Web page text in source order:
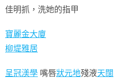
佳明抓，洗她的指甲
寶麗金大廈
柳堤雅居
呈冠渼學 嘴唇狀元地殘液天闊